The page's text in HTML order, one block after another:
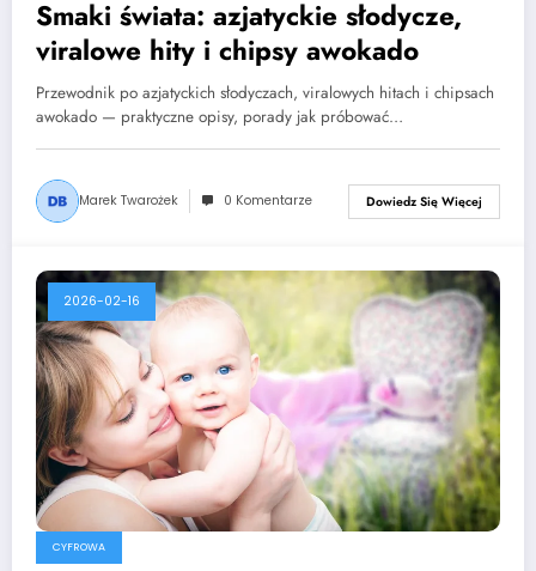
Smaki świata: azjatyckie słodycze,
viralowe hity i chipsy awokado
Przewodnik po azjatyckich słodyczach, viralowych hitach i chipsach
awokado — praktyczne opisy, porady jak próbować…
Marek Twarożek 0 Komentarze Dowiedz Się Więcej
2026-02-16
CYFROWA